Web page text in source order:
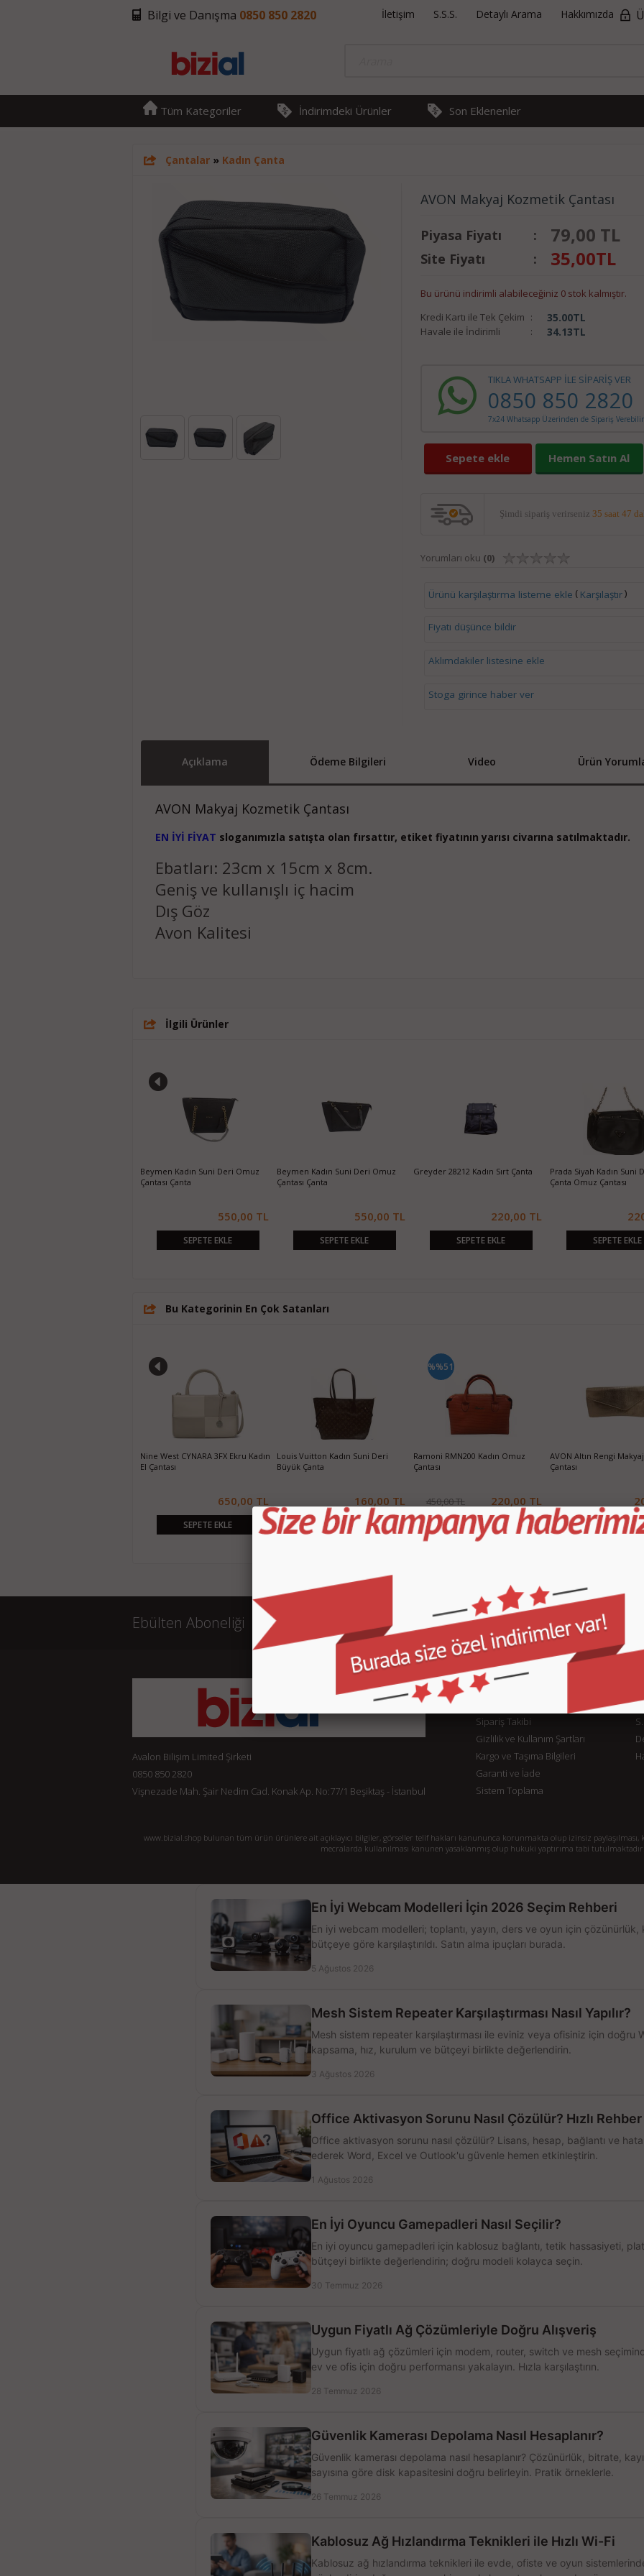
Bilgi ve Danışma 0850 850 2820 İletişim S.S.S. Detaylı Arama Hakkımızda
Tüm Kategoriler İndirimdeki Ürünler Son Eklenenler
Çantalar» Kadın Çanta
AVON Makyaj Kozmetik Çantası
Piyasa Fiyatı : 79,00 TL
Site Fiyatı : 35,00TL
Bu ürünü indirimli alabileceğiniz 0 stok kalmıştır.
Kredi Kartı ile Tek Çekim : 35.00TL
Havale ile İndirimli : 34.13TL
TIKLA WHATSAPP İLE SİPARİŞ VER
0850 850 2820
7x24 Whatsapp Üzerinden de Sipariş
Sepete ekle Hemen Satın Al
Şimdi sipariş verirseniz 35 saat 47
Yorumları oku (0)
Ürünü karşılaştırma listeme ekle ( Karşılaştır)
Fiyatı düşünce bildir
Aklımdakiler listesine ekle
Stoga girince haber ver
Açıklama Ödeme Bilgileri Video Ürün
AVON Makyaj Kozmetik Çantası
EN İYİ FİYAT sloganımızla satışta olan fırsattır, etiket fiyatının yarısı civarına satılmaktadır.
Ebatları: 23cm x 15cm x 8cm.
Geniş ve kullanışlı iç hacim
Dış Göz
Avon Kalitesi
İlgili Ürünler
Beymen Kadın Suni Deri Omuz
Çantası Çanta
550,00 TL
SEPETE EKLE
Beymen Kadın Suni Deri Omuz
Çantası Çanta
550,00 TL
SEPETE EKLE
Greyder 28212 Kadın Sırt Çanta
220,00 TL
SEPETE EKLE
Prada Siyah Kadın Suni
Çanta Omuz Çantası
SEPETE EKLE
Bu Kategorinin En Çok Satanları
Nine West CYNARA 3FX Ekru Kadın
El Çantası
650,00 TL
SEPETE EKLE
Louis Vuitton Kadın Suni Deri
Büyük Çanta
160,00 TL
SEPETE EKLE
%%51
Ramoni RMN200 Kadın Omuz
Çantası
450,00 TL 220,00 TL
SEPETE EKLE
AVON Altın Rengi
Çantası
SEPETE EKLE
Ebülten Aboneliği
Avalon Bilişim Limited Şirketi
0850 850 2820
Vişnezade Mah. Şair Nedim Cad. Konak Ap. No:77/1 Beşiktaş - İstanbul
KURUMSAL
Sipariş Takibi
Gizlilik ve Kullanım Şartları
Kargo ve Taşıma Bilgileri
Garanti ve İade
Sistem Toplama
www.bizial.shop bulunan tüm ürün ürünlere ait açıklayıcı bilgiler, görseller telif hakları kanununca korunmakta olup izinsiz paylaşılması,
mecralarda kullanılması kanunen yasaklanmış olup hukuki yaptırıma tabi tutulmaktadır.
En İyi Webcam Modelleri İçin 2026 Seçim Rehberi
En iyi webcam modelleri; toplantı, yayın, ders ve oyun için çözünürlük,
bütçeye göre karşılaştırıldı. Satın alma ipuçları burada.
5 Ağustos 2026
Mesh Sistem Repeater Karşılaştırması Nasıl Yapılır?
Mesh sistem repeater karşılaştırması ile eviniz veya ofisiniz için doğru
kapsama, hız, kurulum ve bütçeyi birlikte değerlendirin.
3 Ağustos 2026
Office Aktivasyon Sorunu Nasıl Çözülür? Hızlı Rehber
Office aktivasyon sorunu nasıl çözülür? Lisans, hesap, bağlantı ve hata
ederek Word, Excel ve Outlook'u güvenle hemen etkinleştirin.
1 Ağustos 2026
En İyi Oyuncu Gamepadleri Nasıl Seçilir?
En iyi oyuncu gamepadleri için kablosuz bağlantı, tetik hassasiyeti,
bütçeyi birlikte değerlendirin; doğru modeli kolayca seçin.
30 Temmuz 2026
Uygun Fiyatlı Ağ Çözümleriyle Doğru Alışveriş
Uygun fiyatlı ağ çözümleri için modem, router, switch ve mesh
ev ve ofis için doğru performansı yakalayın. Hızla karşılaştırın.
28 Temmuz 2026
Güvenlik Kamerası Depolama Nasıl Hesaplanır?
Güvenlik kamerası depolama nasıl hesaplanır? Çözünürlük, bitrate,
sayısına göre disk kapasitesini doğru belirleyin. Pratik örneklerle.
26 Temmuz 2026
Kablosuz Ağ Hızlandırma Teknikleri ile Hızlı Wi-Fi
Kablosuz ağ hızlandırma teknikleri ile evde, ofiste ve oyun sistemlerinde